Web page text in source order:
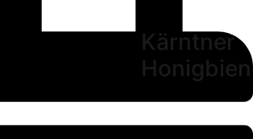
Kärntner